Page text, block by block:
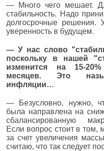
— Много чего мешает.
стабильность. Надо
долгосрочные решения.
уверенность в будущем.
— У нас слово
поскольку в нашей
изменится на 15-
месяцев. Это
инфляции…
— Безусловно, нужно,
была направлена на
сбалансированную
Если вопрос стоит в том,
за счет увеличения
считаю, что так следует